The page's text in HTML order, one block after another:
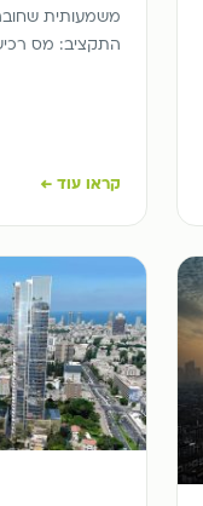
משמעותית
התקציב: מס
קראו עוד ←